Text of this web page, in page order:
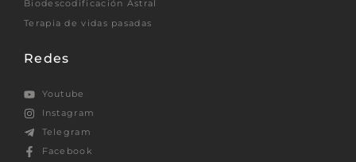
Biodescodificación Astral
Terapia de vidas pasadas
Redes
Youtube
Instagram
Telegram
Facebook